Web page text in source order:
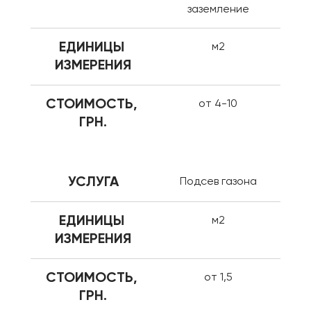
заземление
ЕДИНИЦЫ
ИЗМЕРЕНИЯ
м2
СТОИМОСТЬ,
ГРН.
от 4-10
УСЛУГА Подсев газона
ЕДИНИЦЫ
ИЗМЕРЕНИЯ
м2
СТОИМОСТЬ,
ГРН.
от 1,5